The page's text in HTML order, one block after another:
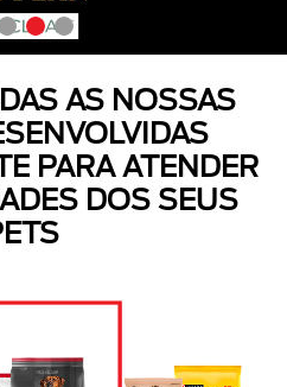
AS NOSSAS
PARA ATENDER
DOS SEUS